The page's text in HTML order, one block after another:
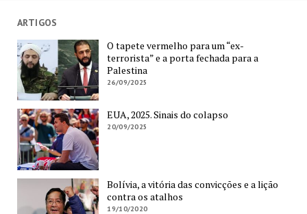
ARTIGOS
O tapete vermelho para um “ex-
terrorista” e a porta fechada para a
Palestina
26/09/2025
EUA, 2025. Sinais do colapso
20/09/2025
Bolívia, a vitória das convicções e a lição
contra os atalhos
19/10/2020